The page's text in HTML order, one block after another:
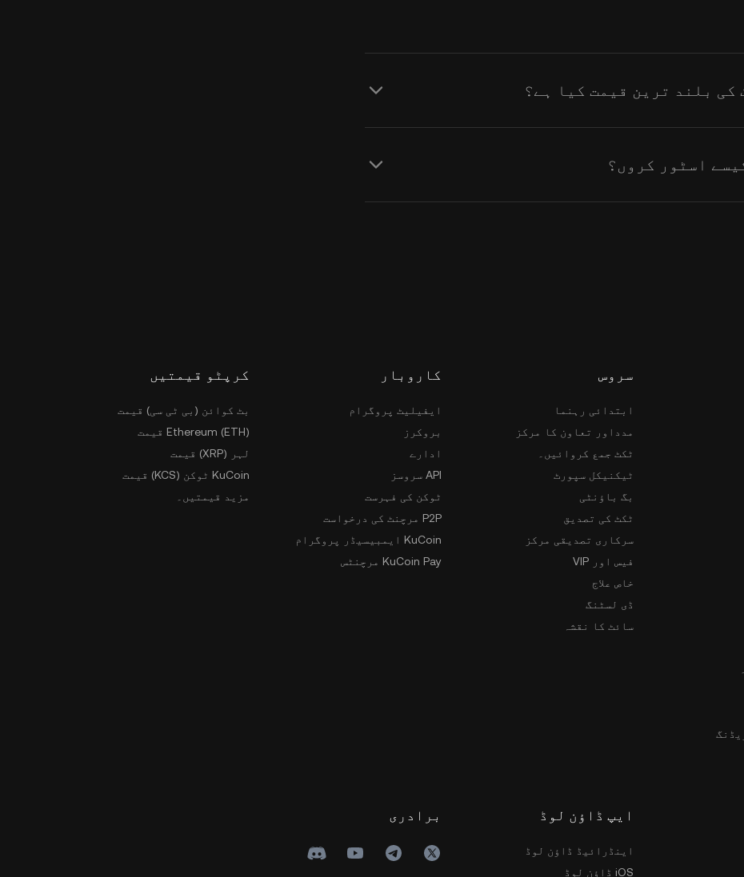
سروس
ابتدائی رہنما
مدداور تعاون کا مرکز
ٹکٹ جمع کروائیں۔
ٹیکنیکل سپورٹ
بگ باؤنٹی
ٹکٹ کی تصدیق
سرکاری تصدیقی مرکز
فیس اور VIP
خاص علاج
ڈی لسٹنگ
سائٹ کا نقشہ
کاروبار
ایفیلیٹ پروگرام
بروکرز
ادارے
API سروسز
ٹوکن کی فہرست
P2P مرچنٹ کی درخواست
KuCoin ایمبیسیڈر پروگرام
KuCoin Pay مرچنٹس
کرپٹو قیمتیں
بٹ کوائن (بی ٹی سی) قیمت
Ethereum (ETH) قیمت
لہر (XRP) قیمت
KuCoin ٹوکن (KCS) قیمت
مزید قیمتیں۔
ایپ ڈاؤن لوڈ
اینڈرائیڈ ڈاؤن لوڈ
iOS ڈاؤن لوڈ
برادری